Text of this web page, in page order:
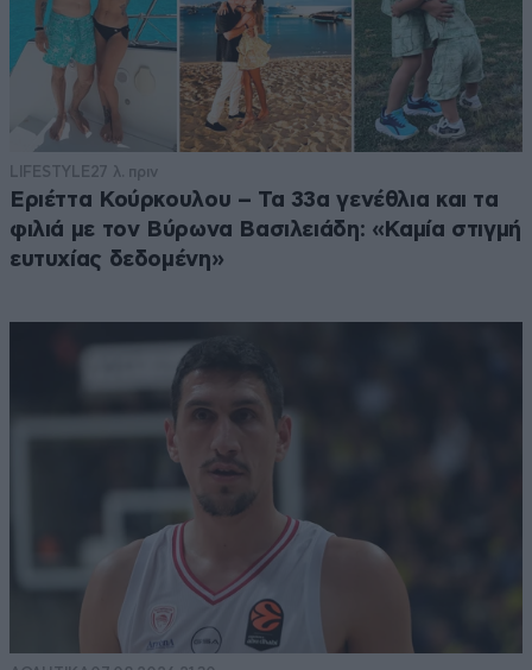
LIFESTYLE27 λ. πριν
Εριέττα Κούρκουλου – Τα 33α γενέθλια και τα
φιλιά με τον Βύρωνα Βασιλειάδη: «Καμία στιγμή
ευτυχίας δεδομένη»